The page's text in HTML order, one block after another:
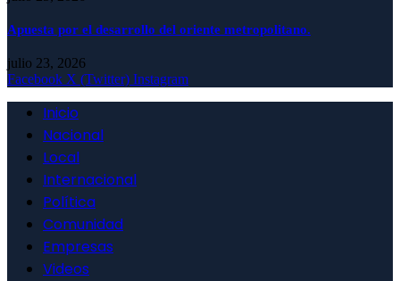
Apuesta por el desarrollo del oriente metropolitano.
julio 23, 2026
Facebook X (Twitter) Instagram
Inicio
Nacional
Local
Internacional
Política
Comunidad
Empresas
Videos